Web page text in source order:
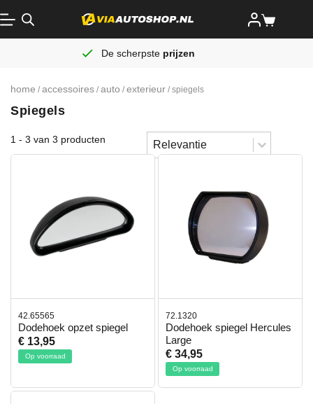
De scherpste prijzen
home / accessoires / auto / exterieur / spiegels
Spiegels
1 - 3 van 3 producten Sorteren
Sort content
Sort content
42.65565
Dodehoek opzet spiegel
€ 13,95
Op voorraad
72.1320
Dodehoek spiegel Hercules
Large
€ 34,95
Op voorraad